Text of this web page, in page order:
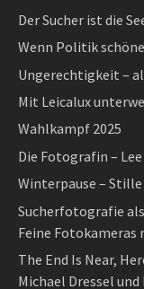
Der Sucher ist die
Wenn Politik
Ungerechtigkeit –
Mit Leicalux
Wahlkampf 2025
Die Fotografin –
Winterpause – Stille
Sucherfotografie
Feine
The End Is Near,
Michael Dressel und